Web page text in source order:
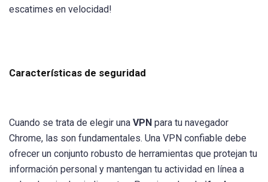
escatimes en velocidad!
Características de seguridad
Cuando se trata de elegir una VPN para tu navegador
Chrome, las son fundamentales. Una VPN confiable debe
ofrecer un conjunto robusto de herramientas que protejan tu
información personal y mantengan tu actividad en línea a